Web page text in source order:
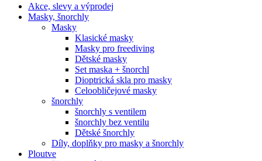
Akce, slevy a výprodej
Masky, šnorchly
Masky
Klasické masky
Masky pro freediving
Dětské masky
Set maska + šnorchl
Dioptrická skla pro masky
Celoobličejové masky
šnorchly
šnorchly s ventilem
šnorchly bez ventilu
Dětské šnorchly
Díly, doplňky pro masky a šnorchly
Ploutve